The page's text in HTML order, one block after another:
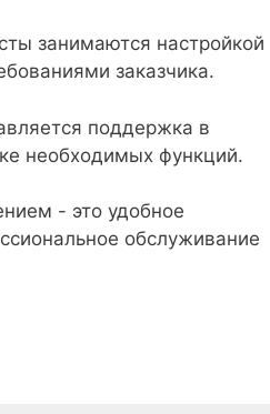
занимаются настройкой
заказчика.
поддержка в
необходимых функций.
- это удобное
обслуживание